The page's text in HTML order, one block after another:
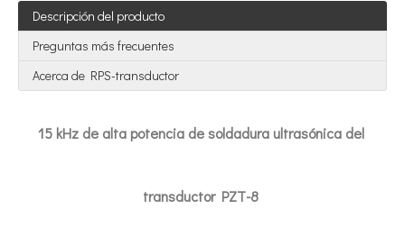
Descripción del producto
Preguntas más frecuentes
Acerca de RPS-transductor
15 kHz de alta potencia de soldadura ultrasónica del
transductor PZT-8